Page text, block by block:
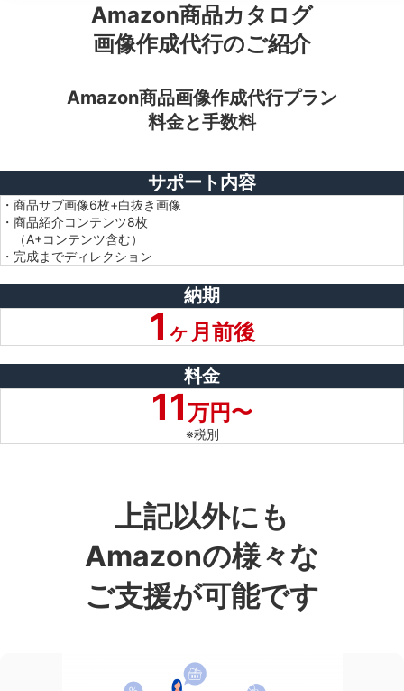
Amazon商品カタログ
画像作成代行のご紹介
Amazon商品画像作成代行プラン
料金と手数料
サポート内容
・商品サブ画像6枚+白抜き画像
・商品紹介コンテンツ8枚
（A+コンテンツ含む）
・完成までディレクション
納期
1 ヶ月前後
料金
11万円〜
※税別
上記以外にも
Amazonの様々な
ご支援が可能です